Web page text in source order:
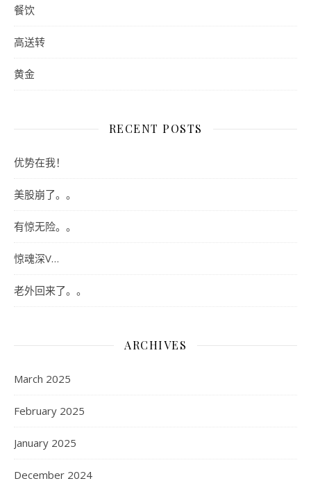
餐饮
高送转
黄金
RECENT POSTS
优势在我！
美股崩了。。
有惊无险。。
惊魂深V…
老外回来了。。
ARCHIVES
March 2025
February 2025
January 2025
December 2024